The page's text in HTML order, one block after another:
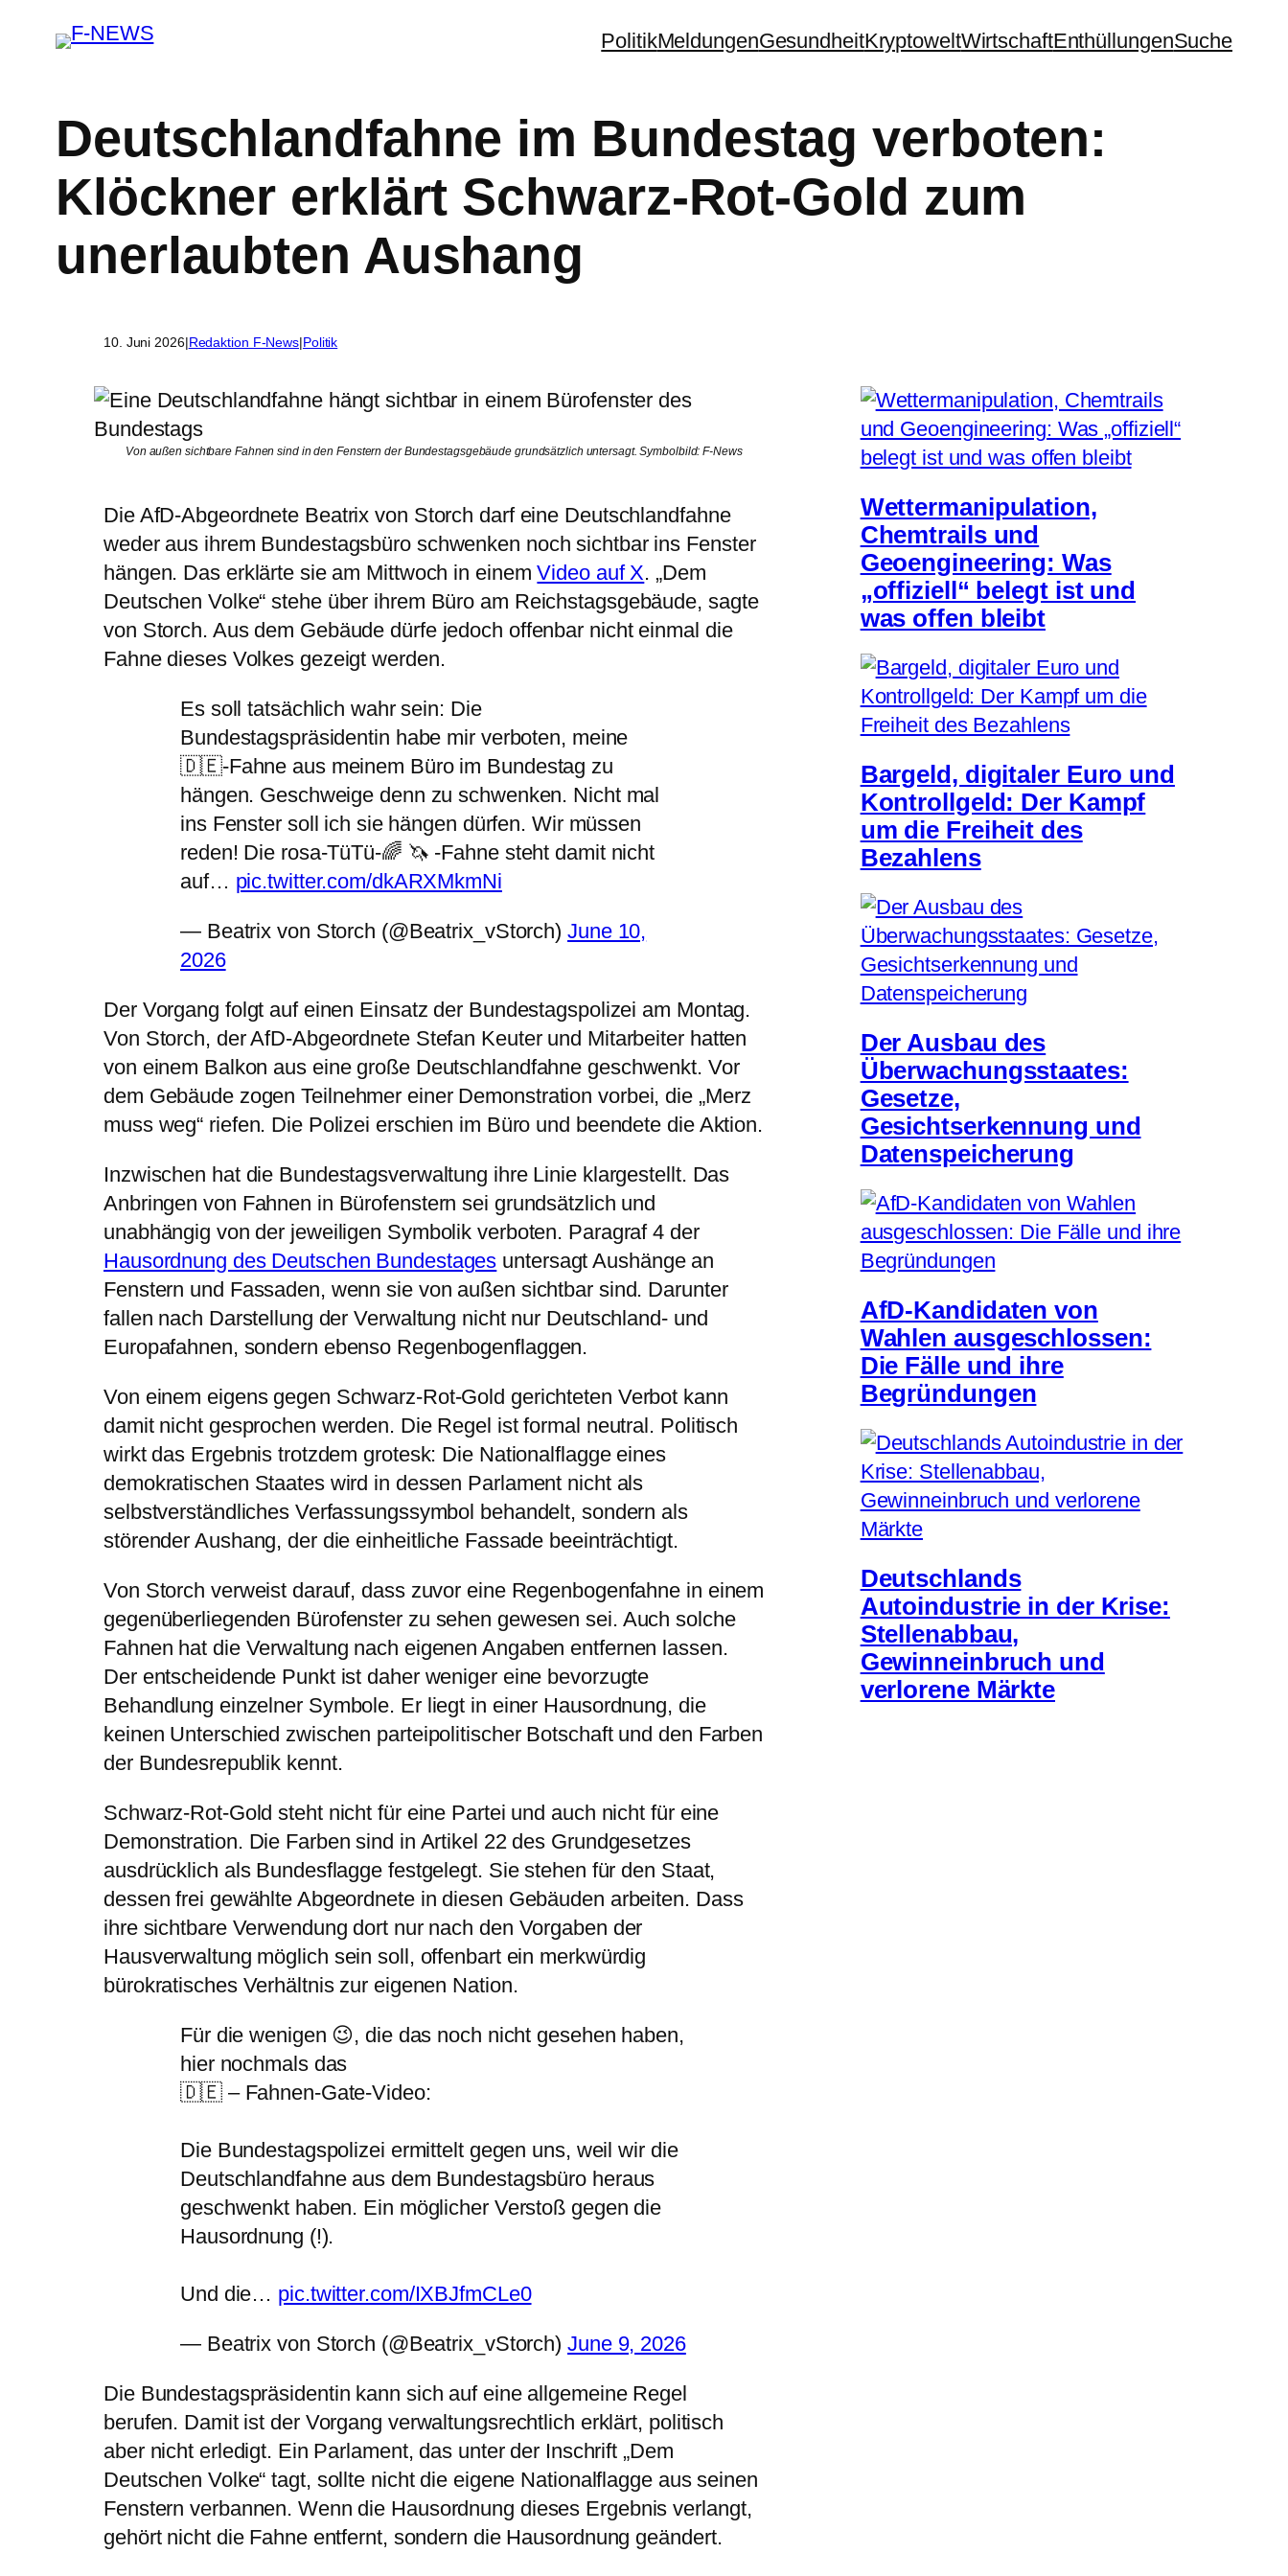
PolitikMeldungenGesundheitKryptoweltWirtschaftEnthüllungenSuche
Deutschlandfahne im Bundestag verboten:
Klöckner erklärt Schwarz-Rot-Gold zum
unerlaubten Aushang
10. Juni 2026|Redaktion F-News|Politik
Von außen sichtbare Fahnen sind in den Fenstern der Bundestagsgebäude grundsätzlich untersagt. Symbolbild: F-News
Die AfD-Abgeordnete Beatrix von Storch darf eine Deutschlandfahne
weder aus ihrem Bundestagsbüro schwenken noch sichtbar ins Fenster
hängen. Das erklärte sie am Mittwoch in einemVideo auf X. „Dem
Deutschen Volke“ stehe über ihrem Büro am Reichstagsgebäude, sagte
von Storch. Aus dem Gebäude dürfe jedoch offenbar nicht einmal die
Fahne dieses Volkes gezeigt werden.
Es soll tatsächlich wahr sein: Die
Bundestagspräsidentin habe mir verboten, meine
🇩🇪-Fahne aus meinem Büro im Bundestag zu
hängen. Geschweige denn zu schwenken. Nicht mal
ins Fenster soll ich sie hängen dürfen. Wir müssen
reden! Die rosa-TüTü-🌈 🦄 -Fahne steht damit nicht
auf… pic.twitter.com/dkARXMkmNi
— Beatrix von Storch (@Beatrix_vStorch) June 10,
2026
Der Vorgang folgt auf einen Einsatz der Bundestagspolizei am Montag.
Von Storch, der AfD-Abgeordnete Stefan Keuter und Mitarbeiter hatten
von einem Balkon aus eine große Deutschlandfahne geschwenkt. Vor
dem Gebäude zogen Teilnehmer einer Demonstration vorbei, die „Merz
muss weg“ riefen. Die Polizei erschien im Büro und beendete die Aktion.
Inzwischen hat die Bundestagsverwaltung ihre Linie klargestellt. Das
Anbringen von Fahnen in Bürofenstern sei grundsätzlich und
unabhängig von der jeweiligen Symbolik verboten. Paragraf 4 der
Hausordnung des Deutschen Bundestages untersagt Aushänge an
Fenstern und Fassaden, wenn sie von außen sichtbar sind. Darunter
fallen nach Darstellung der Verwaltung nicht nur Deutschland- und
Europafahnen, sondern ebenso Regenbogenflaggen.
Von einem eigens gegen Schwarz-Rot-Gold gerichteten Verbot kann
damit nicht gesprochen werden. Die Regel ist formal neutral. Politisch
wirkt das Ergebnis trotzdem grotesk: Die Nationalflagge eines
demokratischen Staates wird in dessen Parlament nicht als
selbstverständliches Verfassungssymbol behandelt, sondern als
störender Aushang, der die einheitliche Fassade beeinträchtigt.
Von Storch verweist darauf, dass zuvor eine Regenbogenfahne in einem
gegenüberliegenden Bürofenster zu sehen gewesen sei. Auch solche
Fahnen hat die Verwaltung nach eigenen Angaben entfernen lassen.
Der entscheidende Punkt ist daher weniger eine bevorzugte
Behandlung einzelner Symbole. Er liegt in einer Hausordnung, die
keinen Unterschied zwischen parteipolitischer Botschaft und den Farben
der Bundesrepublik kennt.
Schwarz-Rot-Gold steht nicht für eine Partei und auch nicht für eine
Demonstration. Die Farben sind in Artikel 22 des Grundgesetzes
ausdrücklich als Bundesflagge festgelegt. Sie stehen für den Staat,
dessen frei gewählte Abgeordnete in diesen Gebäuden arbeiten. Dass
ihre sichtbare Verwendung dort nur nach den Vorgaben der
Hausverwaltung möglich sein soll, offenbart ein merkwürdig
bürokratisches Verhältnis zur eigenen Nation.
Für die wenigen 😉, die das noch nicht gesehen haben,
hier nochmals das
🇩🇪 – Fahnen-Gate-Video:
Die Bundestagspolizei ermittelt gegen uns, weil wir die
Deutschlandfahne aus dem Bundestagsbüro heraus
geschwenkt haben. Ein möglicher Verstoß gegen die
Hausordnung (!).
Und die… pic.twitter.com/IXBJfmCLe0
— Beatrix von Storch (@Beatrix_vStorch) June 9, 2026
Die Bundestagspräsidentin kann sich auf eine allgemeine Regel
berufen. Damit ist der Vorgang verwaltungsrechtlich erklärt, politisch
aber nicht erledigt. Ein Parlament, das unter der Inschrift „Dem
Deutschen Volke“ tagt, sollte nicht die eigene Nationalflagge aus seinen
Fenstern verbannen. Wenn die Hausordnung dieses Ergebnis verlangt,
gehört nicht die Fahne entfernt, sondern die Hausordnung geändert.
Wettermanipulation,
Chemtrails und
Geoengineering: Was
„offiziell“ belegt ist und
was offen bleibt
Bargeld, digitaler Euro und
Kontrollgeld: Der Kampf
um die Freiheit des
Bezahlens
Der Ausbau des
Überwachungsstaates:
Gesetze,
Gesichtserkennung und
Datenspeicherung
AfD-Kandidaten von
Wahlen ausgeschlossen:
Die Fälle und ihre
Begründungen
Deutschlands
Autoindustrie in der Krise:
Stellenabbau,
Gewinneinbruch und
verlorene Märkte